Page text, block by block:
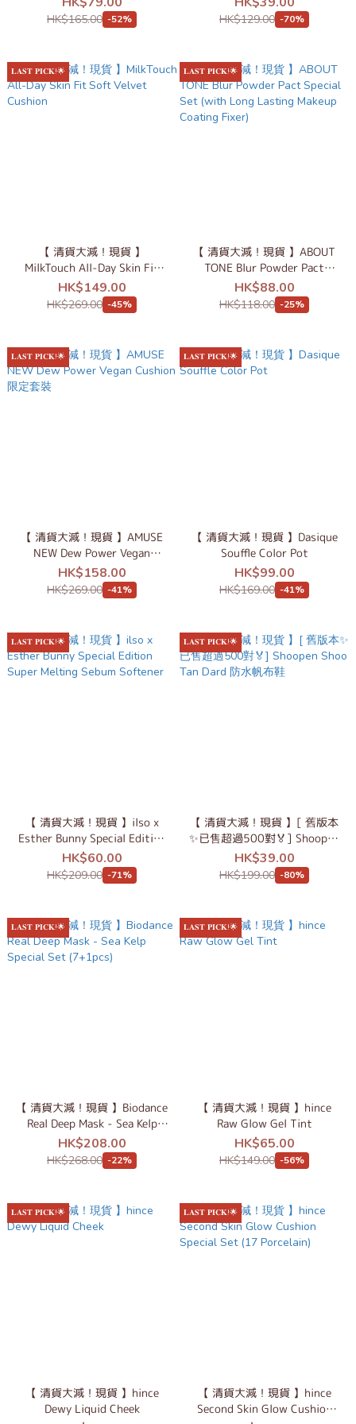
HK$165.00 -52% HK$129.00 -70%
𝐋𝐀𝐒𝐓 𝐏𝐈𝐂𝐊!🌟
【 清貨大減！現貨 】
MilkTouch All-Day Skin Fit
Soft Velvet Cushion
HK$149.00
HK$269.00 -45%
𝐋𝐀𝐒𝐓 𝐏𝐈𝐂𝐊!🌟
【 清貨大減！現貨 】ABOUT
TONE Blur Powder Pact
Special Set (with Long
Lasting Makeup Coating
Fixer)
HK$88.00
HK$118.00 -25%
𝐋𝐀𝐒𝐓 𝐏𝐈𝐂𝐊!🌟
【 清貨大減！現貨 】AMUSE
NEW Dew Power Vegan
Cushion 限定套裝
HK$158.00
HK$269.00 -41%
𝐋𝐀𝐒𝐓 𝐏𝐈𝐂𝐊!🌟
【 清貨大減！現貨 】Dasique
Souffle Color Pot
HK$99.00
HK$169.00 -41%
𝐋𝐀𝐒𝐓 𝐏𝐈𝐂𝐊!🌟
【 清貨大減！現貨 】ilso x
Esther Bunny Special Edition
Super Melting Sebum
Softener
HK$60.00
HK$209.00 -71%
𝐋𝐀𝐒𝐓 𝐏𝐈𝐂𝐊!🌟
【 清貨大減！現貨 】[ 舊版本
✨已售超過500對🏅] Shoopen
Shoo Tan Dard 防水帆布鞋
HK$39.00
HK$199.00 -80%
𝐋𝐀𝐒𝐓 𝐏𝐈𝐂𝐊!🌟
【 清貨大減！現貨 】Biodance
Real Deep Mask - Sea Kelp
Special Set (7+1pcs)
HK$208.00
HK$268.00 -22%
𝐋𝐀𝐒𝐓 𝐏𝐈𝐂𝐊!🌟
【 清貨大減！現貨 】hince
Raw Glow Gel Tint
HK$65.00
HK$149.00 -56%
𝐋𝐀𝐒𝐓 𝐏𝐈𝐂𝐊!🌟
【 清貨大減！現貨 】hince
Dewy Liquid Cheek
𝐋𝐀𝐒𝐓 𝐏𝐈𝐂𝐊!🌟
【 清貨大減！現貨 】hince
Second Skin Glow Cushion